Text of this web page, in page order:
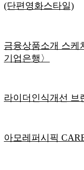
(단편영화스타일)
금융상품소개 스케
기업은행〉
라이더인식개선 브
아모레퍼시픽